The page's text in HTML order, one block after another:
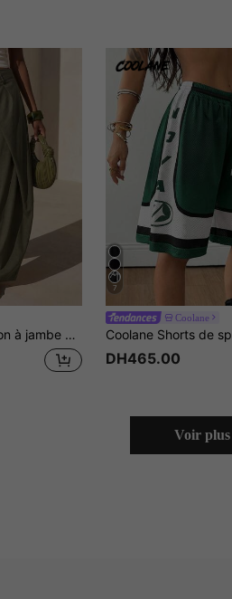
unie pour femmes
7
Coolane
DH465.00
Voir plus